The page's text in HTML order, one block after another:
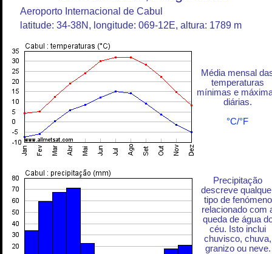
Aeroporto Internacional de Cabul
latitude: 34-38N, longitude: 069-12E, altura: 1789 m
Média mensal
temperaturas
mínimas e
diárias.
°C/°F
Precipitação
descreve
tipo de fenómeno
relacionado com
queda de água
céu. Isto inclui
chuvisco, chuva,
granizo ou neve.